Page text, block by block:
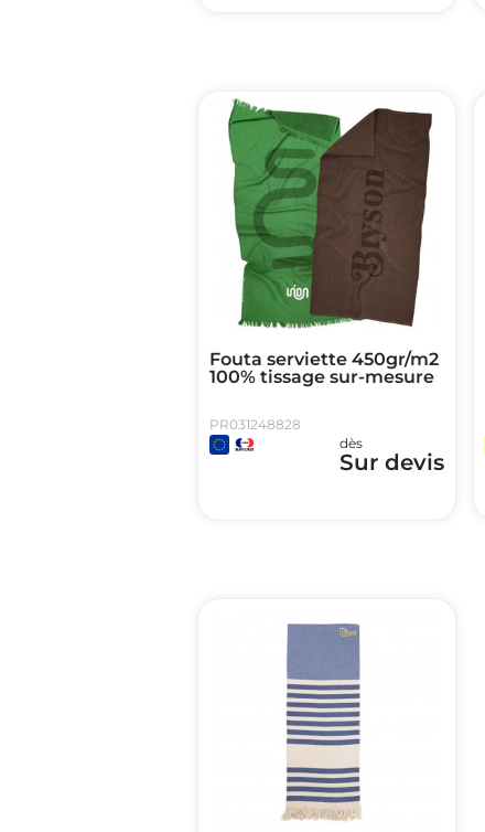
Fouta serviette 450gr/m2
100% tissage sur-mesure
PR031248828
dès
Sur devis